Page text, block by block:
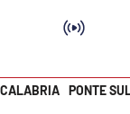
PONTE